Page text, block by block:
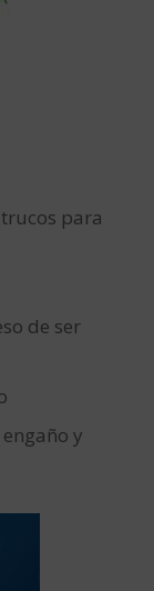
para
de ser
y